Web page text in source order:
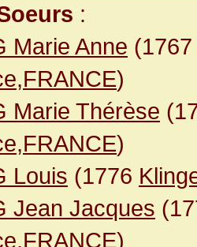
:
Marie Anne
)
Marie Thérèse
)
Louis (1776
Jean Jacques
)